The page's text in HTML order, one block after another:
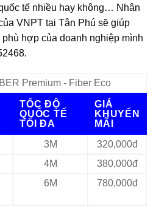
tế nhiều hay không… Nhân
VNPT tại Tân Phú sẽ giúp
hợp của doanh nghiệp mình
Premium - Fiber Eco
TỐC ĐỘ
QUỐC TẾ
TỐI ĐA
GIÁ
KHUYẾN
MÃI
3M
320,000đ
4M
380,000đ
6M 780,000đ